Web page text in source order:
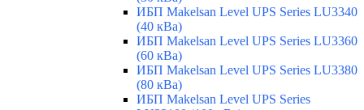
ИБП Makelsan Level UPS Series LU3340
(40 кВа)
ИБП Makelsan Level UPS Series LU3360
(60 кВа)
ИБП Makelsan Level UPS Series LU3380
(80 кВа)
ИБП Makelsan Level UPS Series